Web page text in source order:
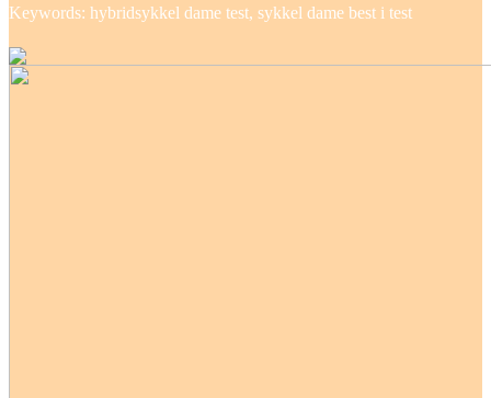
Keywords: hybridsykkel dame test, sykkel dame best i test